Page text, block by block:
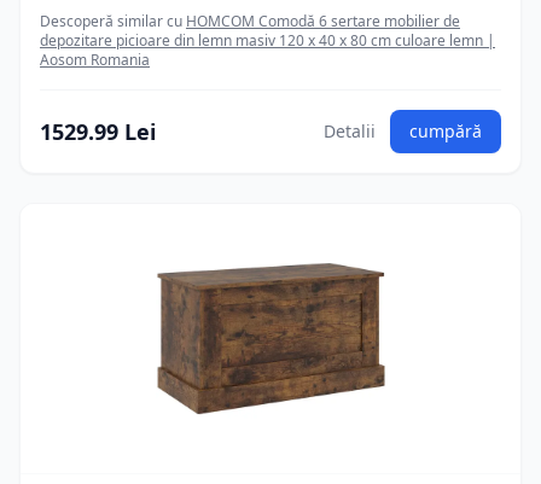
Descoperă similar cu HOMCOM Comodă 6 sertare mobilier de
depozitare picioare din lemn masiv 120 x 40 x 80 cm culoare lemn |
Aosom Romania
1529.99 Lei Detalii cumpără